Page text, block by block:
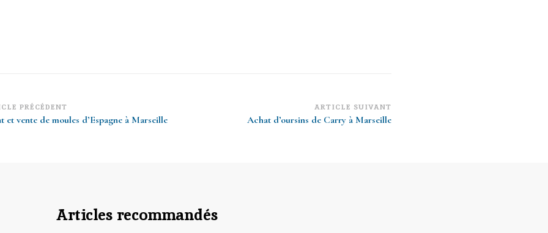
PRÉCÉDENT
et vente de moules d’Espagne à Marseille
ARTICLE SUIVANT
Achat d’oursins de Carry à Marseille
Articles recommandés